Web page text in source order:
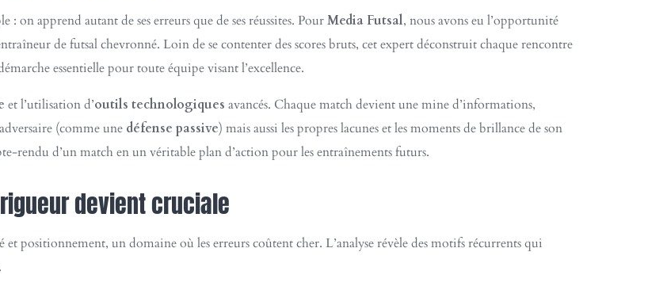
: on apprend autant de ses erreurs que de ses réussites. PourMedia Futsal, nous avons eu l’opportunité
de futsal chevronné. Loin de se contenter des scores bruts, cet expert déconstruit chaque rencontre
essentielle pour toute équipe visant l’excellence.
et l’utilisation d’outils technologiques avancés. Chaque match devient une mine d’informations,
(comme une défense passive) mais aussi les propres lacunes et les moments de brillance de son
rendu d’un match en un véritable plan d’action pour les entraînements futurs.
devient cruciale
positionnement, un domaine où les erreurs coûtent cher. L’analyse révèle des motifs récurrents qui